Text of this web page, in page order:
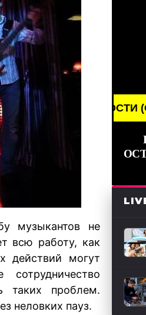
музыкантов не
всю работу, как
действий могут
сотрудничество
таких проблем.
неловких пауз.
НОВОСТИ (СМИ) ///